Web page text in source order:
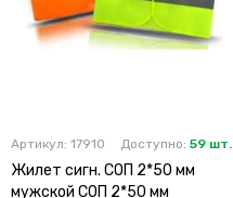
Артикул: 17910 Доступно: 59 шт.
Жилет сигн. СОП 2*50 мм
мужской СОП 2*50 мм